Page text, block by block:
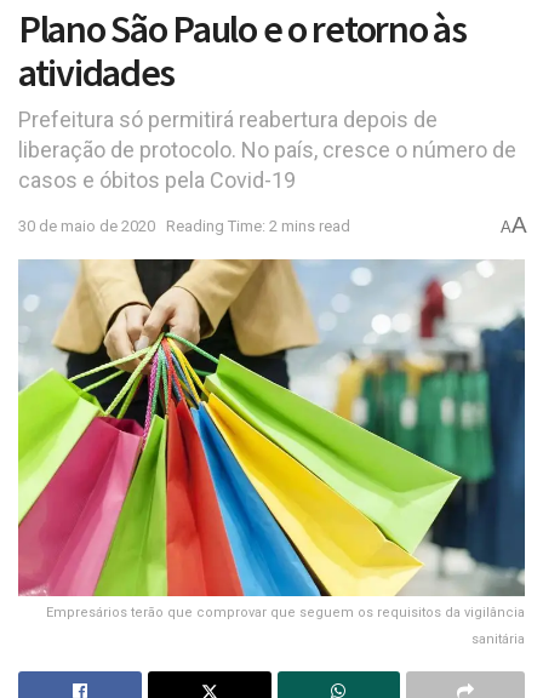
Plano São Paulo e o retorno às
atividades
Prefeitura só permitirá reabertura depois de
liberação de protocolo. No país, cresce o número de
casos e óbitos pela Covid-19
30 de maio de 2020 Reading Time: 2 mins read AA
Empresários terão que comprovar que seguem os requisitos da vigilância
sanitária